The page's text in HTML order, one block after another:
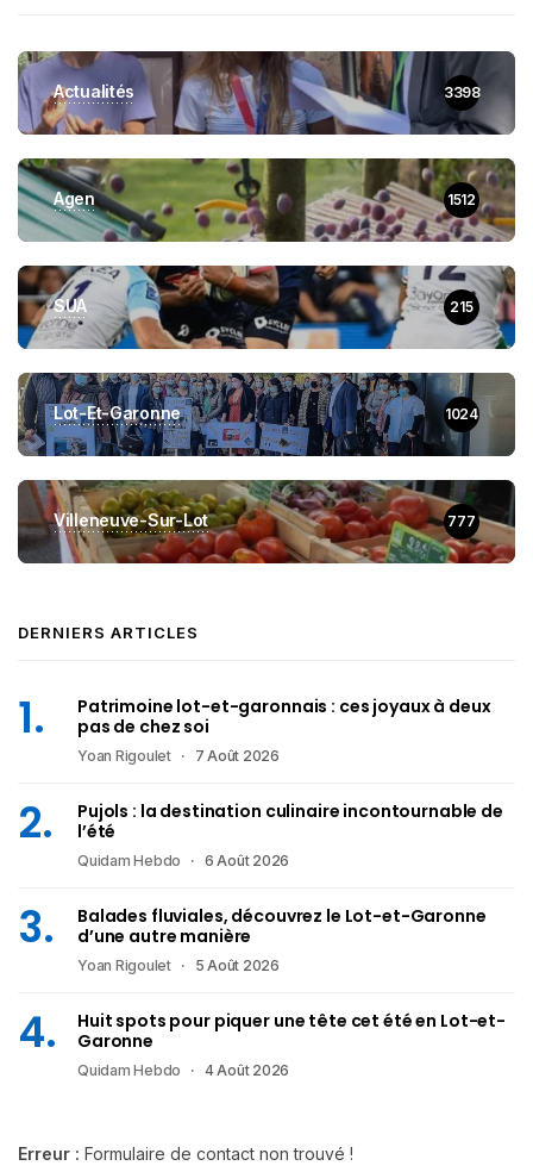
Actualités 3398
Agen 1512
SUA 215
Lot-Et-Garonne 1024
Villeneuve-Sur-Lot 777
DERNIERS ARTICLES
Patrimoine lot-et-garonnais : ces joyaux à deux
pas de chez soi
Yoan Rigoulet 7 Août 2026
Pujols : la destination culinaire incontournable de
l’été
Quidam Hebdo 6 Août 2026
Balades fluviales, découvrez le Lot-et-Garonne
d’une autre manière
Yoan Rigoulet 5 Août 2026
Huit spots pour piquer une tête cet été en Lot-et-
Garonne
Quidam Hebdo 4 Août 2026
Erreur : Formulaire de contact non trouvé !